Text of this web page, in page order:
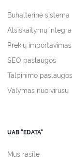
Buhalterinė sistema
Atsiskaitymų
Prekių importavimas
SEO paslaugos
Talpinimo paslaugos
Valymas nuo virusų
UAB "EDATA"
Mus rasite